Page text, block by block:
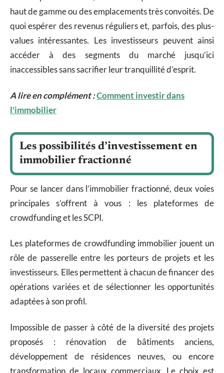
haut de gamme ou des emplacements très convoités. De
quoi espérer des revenus réguliers et, parfois, des plus-
values intéressantes. Les investisseurs peuvent ainsi
accéder à des segments du marché jusqu’ici
inaccessibles sans sacrifier leur tranquillité d’esprit.
A lire en complément :Comment investir dans
l'immobilier
Les possibilités d’investissement en
immobilier fractionné
Pour se lancer dans l’immobilier fractionné, deux voies
principales s’offrent à vous : les plateformes de
crowdfunding et les SCPI.
Les plateformes de crowdfunding immobilier jouent un
rôle de passerelle entre les porteurs de projets et les
investisseurs. Elles permettent à chacun de financer des
opérations variées et de sélectionner les opportunités
adaptées à son profil.
Impossible de passer à côté de la diversité des projets
proposés : rénovation de bâtiments anciens,
développement de résidences neuves, ou encore
transformation de locaux commerciaux. Le choix est